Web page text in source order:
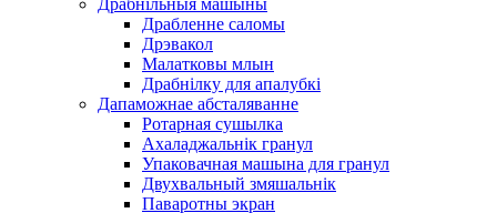
Драбнільныя машыны
Драбленне саломы
Дрэвакол
Малатковы млын
Драбнілку для апалубкі
Дапаможнае абсталяванне
Ротарная сушылка
Ахаладжальнік гранул
Упаковачная машына для гранул
Двухвальный змяшальнік
Паваротны экран